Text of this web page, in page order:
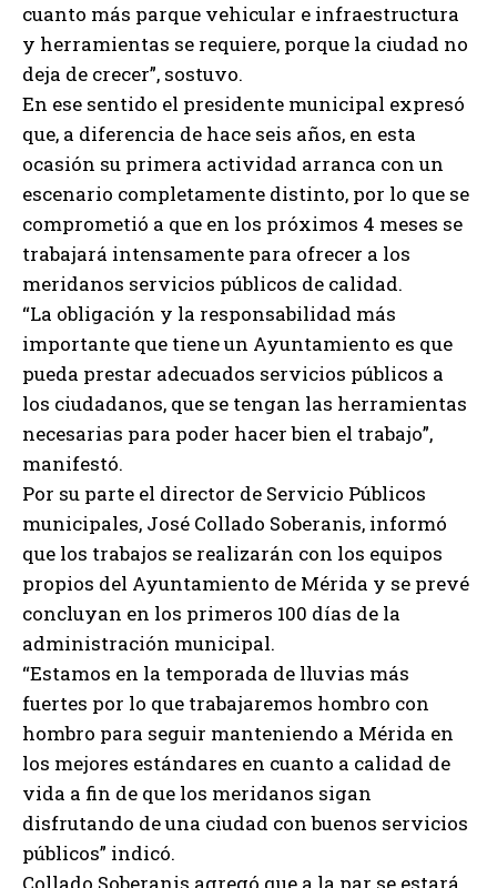
cuanto más parque vehicular e infraestructura
y herramientas se requiere, porque la ciudad no
deja de crecer”, sostuvo.
En ese sentido el presidente municipal expresó
que, a diferencia de hace seis años, en esta
ocasión su primera actividad arranca con un
escenario completamente distinto, por lo que se
comprometió a que en los próximos 4 meses se
trabajará intensamente para ofrecer a los
meridanos servicios públicos de calidad.
“La obligación y la responsabilidad más
importante que tiene un Ayuntamiento es que
pueda prestar adecuados servicios públicos a
los ciudadanos, que se tengan las herramientas
necesarias para poder hacer bien el trabajo”,
manifestó.
Por su parte el director de Servicio Públicos
municipales, José Collado Soberanis, informó
que los trabajos se realizarán con los equipos
propios del Ayuntamiento de Mérida y se prevé
concluyan en los primeros 100 días de la
administración municipal.
“Estamos en la temporada de lluvias más
fuertes por lo que trabajaremos hombro con
hombro para seguir manteniendo a Mérida en
los mejores estándares en cuanto a calidad de
vida a fin de que los meridanos sigan
disfrutando de una ciudad con buenos servicios
públicos” indicó.